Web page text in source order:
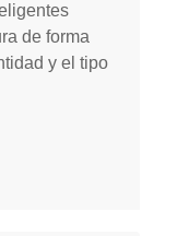
de forma
y el tipo